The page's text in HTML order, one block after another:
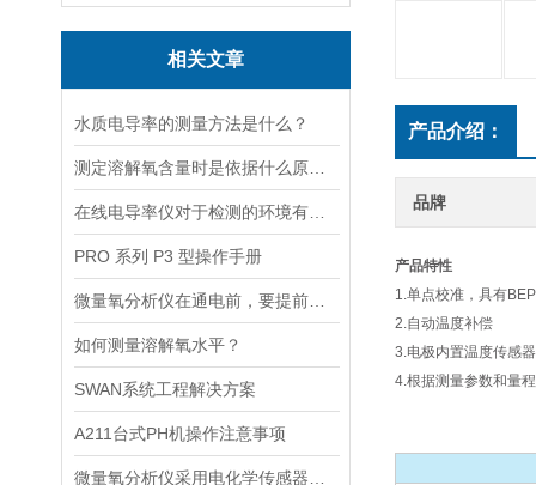
相关文章
水质电导率的测量方法是什么？
PRO 系列 P3 型操作手册
如何测量溶解氧水平？
SWAN系统工程解决方案
A211台式PH机操作注意事项
产品介绍：
品牌
产品特性
1.单点校准，具有
2.自动温度补偿
3.电极内置温度传感
4.根据测量参数和量